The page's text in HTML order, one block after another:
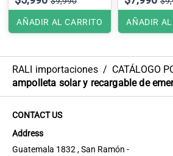
AÑADIR AL CARRITO AÑADIR
RALI importaciones / CATÁLOGO
ampolleta solar y recargable de
CONTACT US
Address
Guatemala 1832 , San Ramón -